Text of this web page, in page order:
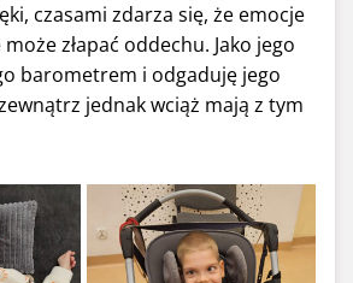
czasami zdarza się, że emocje
złapać oddechu. Jako jego
barometrem i odgaduję jego
jednak wciąż mają z tym